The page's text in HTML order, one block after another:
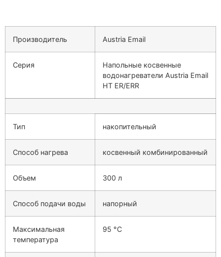
Производитель Austria Email
Серия
Напольные косвенные
водонагреватели Austria Email
HT ER/ERR
Тип накопительный
Способ нагрева косвенный комбинированный
Объем 300 л
Способ подачи воды напорный
Максимальная
температура
95 °С